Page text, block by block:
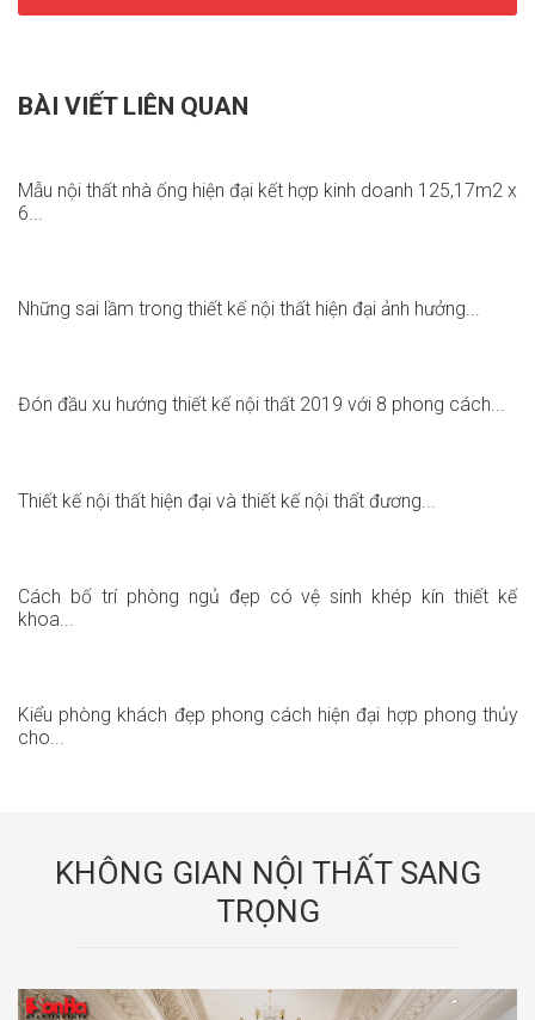
BÀI VIẾT LIÊN QUAN
Mẫu nội thất nhà ống hiện đại kết hợp kinh doanh 125,17m2 x
6...
Những sai lầm trong thiết kế nội thất hiện đại ảnh hưởng...
Đón đầu xu hướng thiết kế nội thất 2019 với 8 phong cách...
Thiết kế nội thất hiện đại và thiết kế nội thất đương...
Cách bố trí phòng ngủ đẹp có vệ sinh khép kín thiết kế
khoa...
Kiểu phòng khách đẹp phong cách hiện đại hợp phong thủy
cho...
KHÔNG GIAN NỘI THẤT SANG
TRỌNG